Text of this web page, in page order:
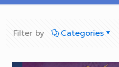
Filter by Categories